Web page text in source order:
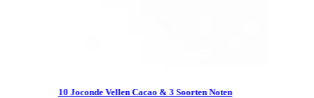
10 Joconde Vellen Cacao & 3 Soorten Noten